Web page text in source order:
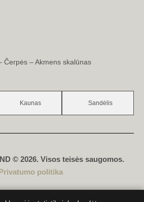
Čerpės – Akmens skalūnas
Kaunas Sandėlis
© 2026. Visos teisės saugomos.
politika